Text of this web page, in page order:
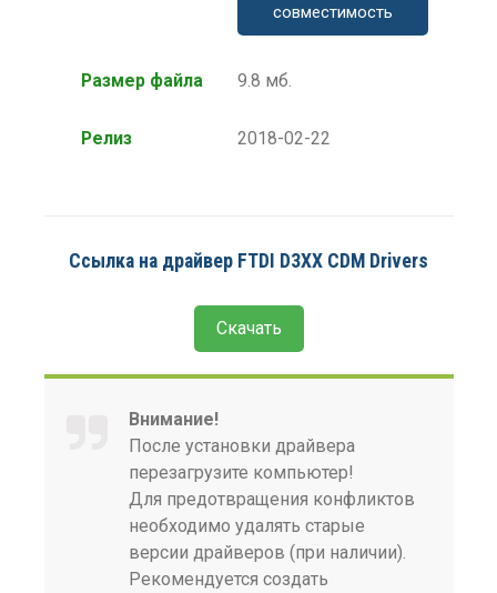
совместимость
Размер файла 9.8 мб.
Релиз 2018-02-22
Ссылка на драйвер FTDI D3XX CDM Drivers
Скачать
Внимание!
После установки драйвера
перезагрузите компьютер!
Для предотвращения конфликтов
необходимо удалять старые
версии драйверов (при наличии).
Рекомендуется создать